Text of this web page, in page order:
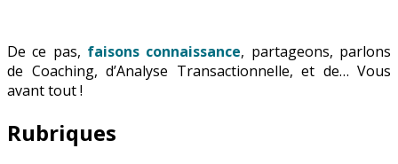
De ce pas, faisons connaissance, partageons, parlons
de Coaching, d’Analyse Transactionnelle, et de… Vous
avant tout !
Rubriques